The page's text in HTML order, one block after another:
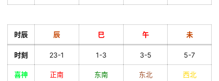
时辰 辰 巳 午 未
时刻 23-1 1-3 3-5 5-7
喜神 正南 东南 东北 西北